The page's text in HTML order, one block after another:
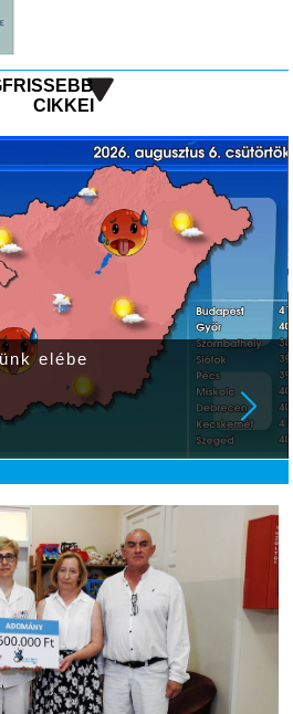
CIKKEI
elébe